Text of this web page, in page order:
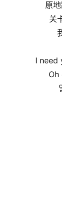
原
关
I need
Oh